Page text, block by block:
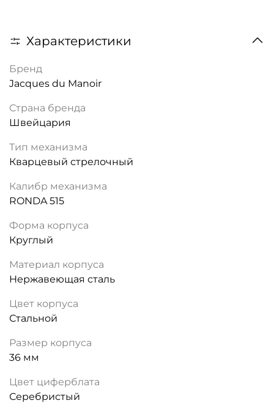
Характеристики
Бренд
Jacques du Manoir
Страна бренда
Швейцария
Тип механизма
Кварцевый стрелочный
Калибр механизма
RONDA 515
Форма корпуса
Круглый
Материал корпуса
Нержавеющая сталь
Цвет корпуса
Стальной
Размер корпуса
36 мм
Цвет циферблата
Серебристый